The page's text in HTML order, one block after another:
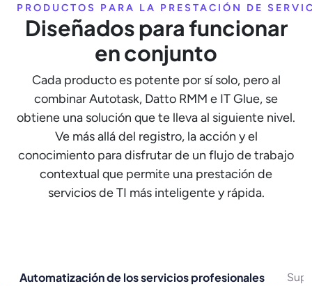
PRODUCTOS PARA LA PRESTACIÓN DE
Diseñados para funcionar
en conjunto
Cada producto es potente por sí solo, pero al
combinar Autotask, Datto RMM e IT Glue, se
obtiene una solución que te lleva al siguiente nivel.
Ve más allá del registro, la acción y el
conocimiento para disfrutar de un flujo de trabajo
contextual que permite una prestación de
servicios de TI más inteligente y rápida.
Automatización de los servicios profesionales